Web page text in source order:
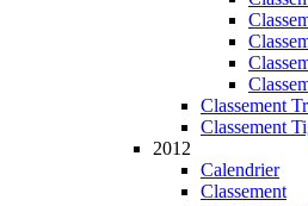
Classement
Classement
2012
Calendrier
Classement